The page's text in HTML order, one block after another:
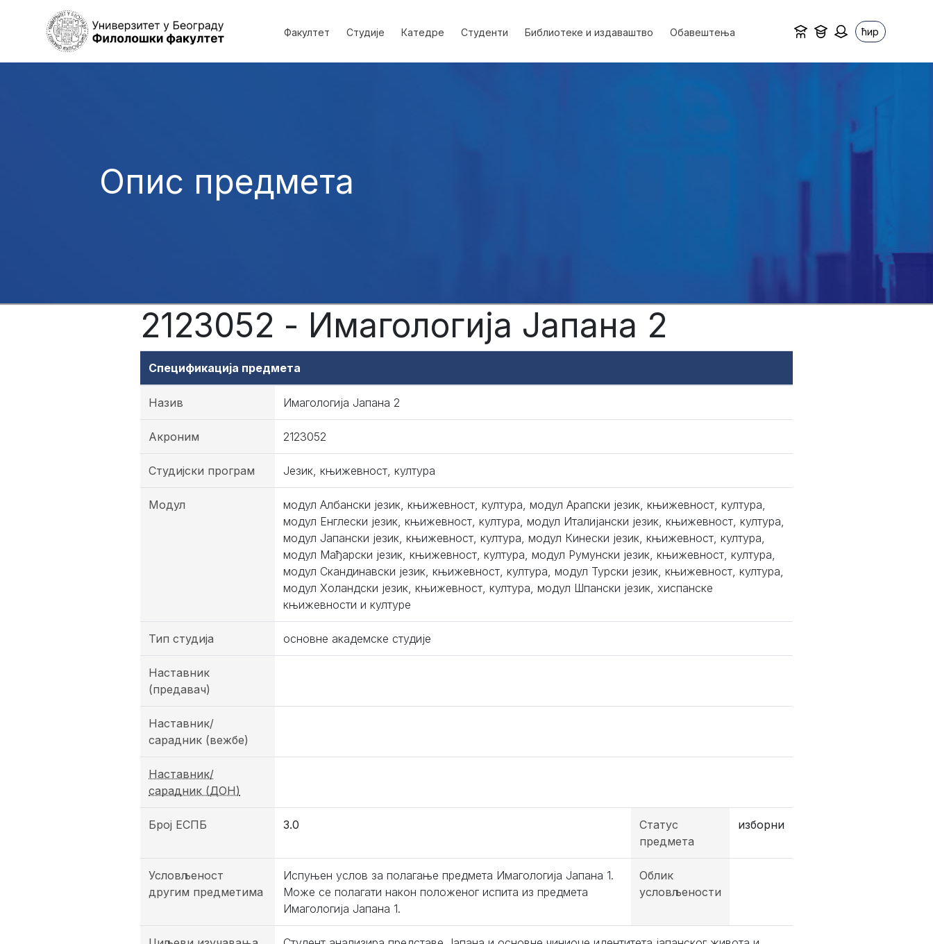
Факултет Студије Катедре Студенти Библиотеке и издаваштво Обавештења ћир
Опис предмета
2123052 - Имагологија Јапана 2
Спецификација предмета
Назив Имагологија Јапана 2
Акроним 2123052
Студијски програм Језик, књижевност, култура
Модул
модул Албански језик, књижевност, култура, модул Арапски језик, књижевност, култура,
модул Енглески језик, књижевност, култура, модул Италијански језик, књижевност, култура,
модул Јапански језик, књижевност, култура, модул Кинески језик, књижевност, култура,
модул Мађарски језик, књижевност, култура, модул Румунски језик, књижевност, култура,
модул Скандинавски језик, књижевност, култура, модул Турски језик, књижевност, култура,
модул Холандски језик, књижевност, култура, модул Шпански језик, хиспанске
књижевности и културе
Тип студија основне академске студије
Наставник
(предавач)
Наставник/
сарадник (вежбе)
Наставник/
сарадник (ДОН)
Број ЕСПБ 3.0
Статус
предмета
изборни
Условљеност
другим предметима
Испуњен услов за полагање предмета Имагологија Јапана 1.
Може се полагати након положеног испита из предмета
Имагологија Јапана 1.
Облик
условљености